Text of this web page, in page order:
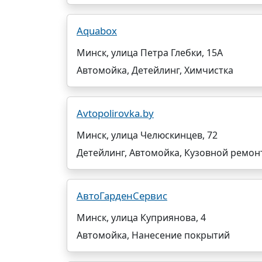
Aquabox
Минск, улица Петра Глебки, 15А
Автомойка, Детейлинг, Химчистка
Avtopolirovka.by
Минск, улица Челюскинцев, 72
Детейлинг, Автомойка, Кузовной
АвтоГарденСервис
Минск, улица Куприянова, 4
Автомойка, Нанесение покрытий